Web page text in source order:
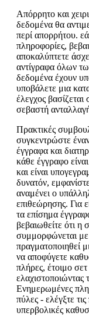
Απόρρητο και
δεδομένα θα
περί απορρήτου.
πληροφορίες,
αποκαλύπτετε
αντίγραφα όλων
δεδομένα έχουν
υποβάλετε μια
έλεγχος
σεβαστή
Πρακτικές
συγκεντρώστε
έγγραφα και
κάθε έγγραφο
και είναι
δυνατόν,
αναμένει ο
επιθεώρησης. Για
τα επίσημα
βεβαιωθείτε ότι
συμμορφώνεται
πραγματοποιηθεί
να αποφύγετε
πλήρες, έτοιμο
ελαχιστοποιώντας
Ενημερωμένες
πύλες - ελέγξτε
υπερβολικές